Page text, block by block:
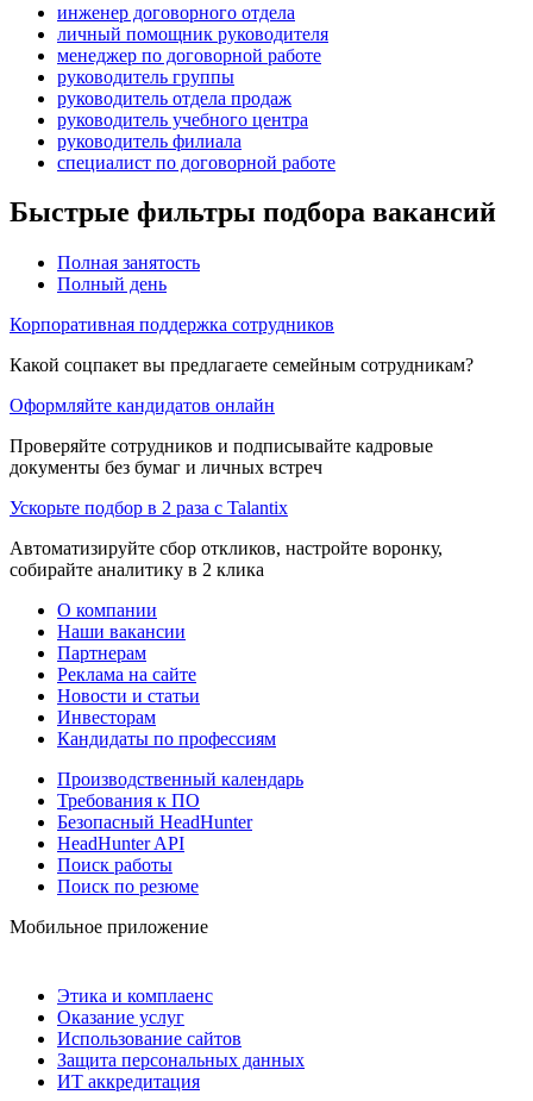
инженер договорного отдела
личный помощник руководителя
менеджер по договорной работе
руководитель группы
руководитель отдела продаж
руководитель учебного центра
руководитель филиала
специалист по договорной работе
Быстрые фильтры подбора вакансий
Полная занятость
Полный день
Корпоративная поддержка сотрудников
Какой соцпакет вы предлагаете семейным сотрудникам?
Оформляйте кандидатов онлайн
Проверяйте сотрудников и подписывайте кадровые
документы без бумаг и личных встреч
Ускорьте подбор в 2 раза с Talantix
Автоматизируйте сбор откликов, настройте воронку,
собирайте аналитику в 2 клика
О компании
Наши вакансии
Партнерам
Реклама на сайте
Новости и статьи
Инвесторам
Кандидаты по профессиям
Производственный календарь
Требования к ПО
Безопасный HeadHunter
HeadHunter API
Поиск работы
Поиск по резюме
Мобильное приложение
Этика и комплаенс
Оказание услуг
Использование сайтов
Защита персональных данных
ИТ аккредитация